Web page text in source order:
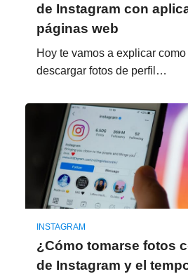
de Instagram con
páginas web
Hoy te vamos a explicar
descargar fotos de perfil…
INSTAGRAM
¿Cómo tomarse fotos
de Instagram y el